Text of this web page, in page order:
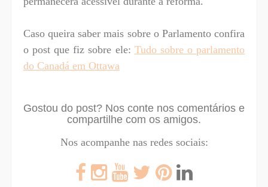
Caso queira saber mais sobre o Parlamento confira
o post que fiz sobre ele: Tudo sobre o parlamento
do Canadá em Ottawa
Gostou do post? Nos conte nos comentários e
compartilhe com os amigos.
Nos acompanhe nas redes sociais: